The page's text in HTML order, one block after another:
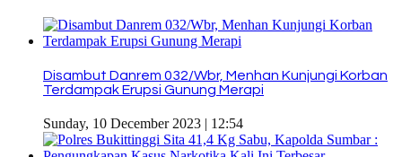
Disambut Danrem 032/Wbr, Menhan Kunjungi Korban
Terdampak Erupsi Gunung Merapi
Sunday, 10 December 2023 | 12:54